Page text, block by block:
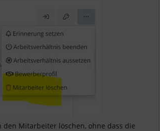
Mitarbeiter löschen, ohne dass die